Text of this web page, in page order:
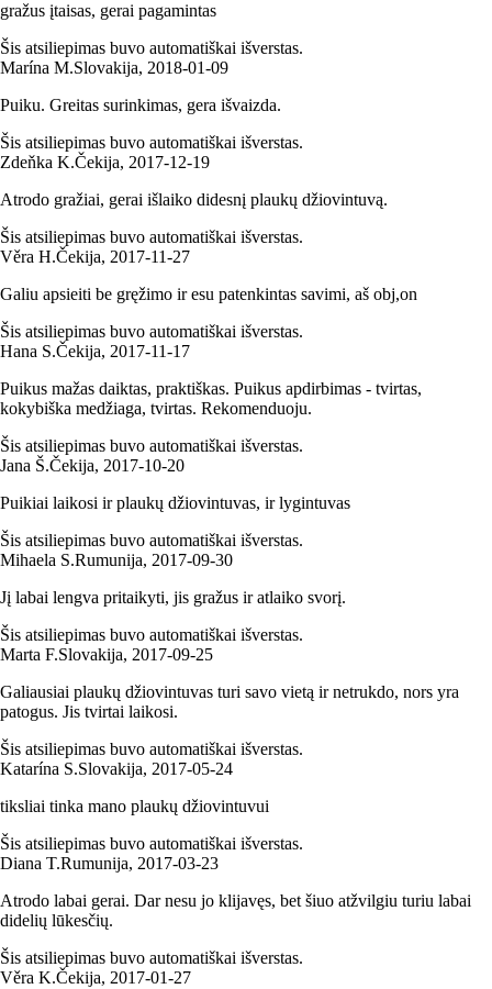
gražus įtaisas, gerai pagamintas
Šis atsiliepimas buvo automatiškai išverstas.
Marína M.Slovakija, 2018‑01‑09
Puiku. Greitas surinkimas, gera išvaizda.
Šis atsiliepimas buvo automatiškai išverstas.
Zdeňka K.Čekija, 2017‑12‑19
Atrodo gražiai, gerai išlaiko didesnį plaukų džiovintuvą.
Šis atsiliepimas buvo automatiškai išverstas.
Věra H.Čekija, 2017‑11‑27
Galiu apsieiti be gręžimo ir esu patenkintas savimi, aš obj,on
Šis atsiliepimas buvo automatiškai išverstas.
Hana S.Čekija, 2017‑11‑17
Puikus mažas daiktas, praktiškas. Puikus apdirbimas - tvirtas,
kokybiška medžiaga, tvirtas. Rekomenduoju.
Šis atsiliepimas buvo automatiškai išverstas.
Jana Š.Čekija, 2017‑10‑20
Puikiai laikosi ir plaukų džiovintuvas, ir lygintuvas
Šis atsiliepimas buvo automatiškai išverstas.
Mihaela S.Rumunija, 2017‑09‑30
Jį labai lengva pritaikyti, jis gražus ir atlaiko svorį.
Šis atsiliepimas buvo automatiškai išverstas.
Marta F.Slovakija, 2017‑09‑25
Galiausiai plaukų džiovintuvas turi savo vietą ir netrukdo, nors yra
patogus. Jis tvirtai laikosi.
Šis atsiliepimas buvo automatiškai išverstas.
Katarína S.Slovakija, 2017‑05‑24
tiksliai tinka mano plaukų džiovintuvui
Šis atsiliepimas buvo automatiškai išverstas.
Diana T.Rumunija, 2017‑03‑23
Atrodo labai gerai. Dar nesu jo klijavęs, bet šiuo atžvilgiu turiu labai
didelių lūkesčių.
Šis atsiliepimas buvo automatiškai išverstas.
Věra K.Čekija, 2017‑01‑27